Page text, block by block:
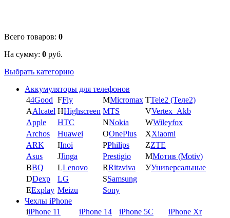
Всего товаров: 0
На сумму: 0 руб.
Выбрать категорию
Аккумуляторы для телефонов
44Good FFly MMicromax TTele2 (Теле2)
AAlcatel HHighscreen MTS VVertex_Akb
Apple
HTC NNokia WWileyfox
Archos
Huawei OOnePlus XXiaomi
ARK
IInoi PPhilips ZZTE
Asus
JJinga Prestigio ММотив (Motiv)
BBQ LLenovo RRitzviva УУниверсальные
DDexp LG SSamsung
EExplay Meizu
Sony
Чехлы iPhone
iiPhone 11 iPhone 14 iPhone 5C
iPhone Xr